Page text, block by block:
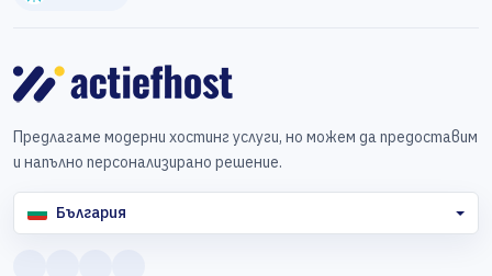
Предлагаме модерни хостинг услуги, но можем да предоставим
и напълно персонализирано решение.
България